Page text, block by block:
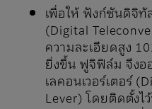
เพื่อให้ ฟังก์ชันดิจิทั
(Digital
ความละเอียดสูง
ยิ่งขึ้น ฟูจิฟิล์ม จึงอ
เลคอนเวอร์เตอร์
Lever) โดยติดตั้งไ